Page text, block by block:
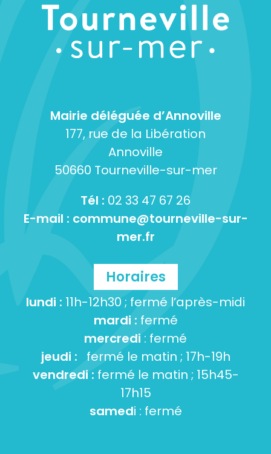
Mairie déléguée d’Annoville
177, rue de la Libération
Annoville
50660 Tourneville-sur-mer
Tél : 02 33 47 67 26
E-mail : commune@tourneville-sur-
mer.fr
Horaires
lundi : 11h-12h30 ; fermé l’après-midi
mardi : fermé
mercredi : fermé
jeudi : fermé le matin ; 17h-19h
vendredi : fermé le matin ; 15h45-
17h15
samedi : fermé